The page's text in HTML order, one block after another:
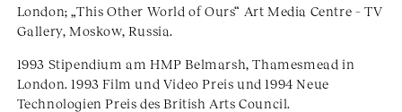
London; „This Other World of Ours“ Art Media Centre – TV
Gallery, Moskow, Russia.
1993 Stipendium am HMP Belmarsh, Thamesmead in
London. 1993 Film und Video Preis und 1994 Neue
Technologien Preis des British Arts Council.